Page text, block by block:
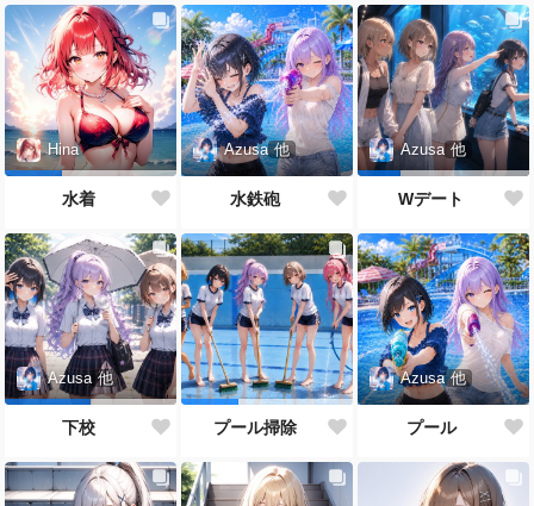
Hina
水着
Azusa 他
水鉄砲
Azusa 他
Wデート
Azusa 他
下校 プール掃除
Azusa 他
プール